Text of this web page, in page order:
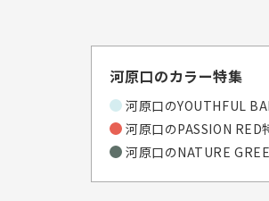
河原口のカラー特集
河原口のYOUTHFUL
河原口のPASSION RED
河原口のNATURE